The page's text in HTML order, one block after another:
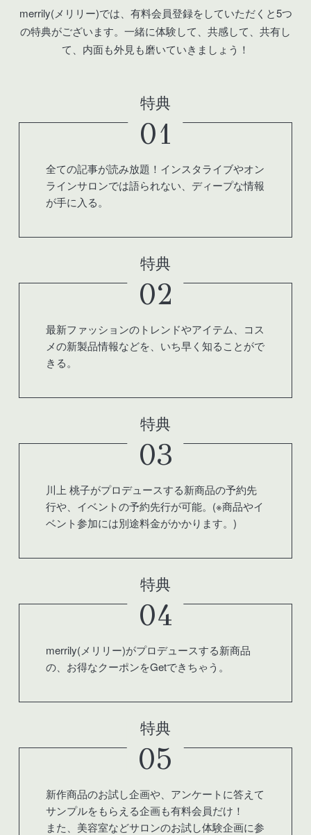
merrily(メリリー)では、有料会員登録をしていただくと5つ
の特典がございます。 一緒に体験して、共感して、共有し
て、内面も外見も磨いていきましょう！
特典
01
全ての記事が読み放題！インスタライブやオン
ラインサロンでは語られない、ディープな情報
が手に入る。
特典
02
最新ファッションのトレンドやアイテム、コス
メの新製品情報などを、いち早く知ることがで
きる。
特典
03
川上 桃子がプロデュースする新商品の予約先
行や、イベントの予約先行が可能。(※商品やイ
ベント参加には別途料金がかかります。)
特典
04
merrily(メリリー)がプロデュースする新商品
の、お得なクーポンをGetできちゃう。
特典
05
新作商品のお試し企画や、アンケートに答えて
サンプルをもらえる企画も有料会員だけ！
また、美容室などサロンのお試し体験企画に参